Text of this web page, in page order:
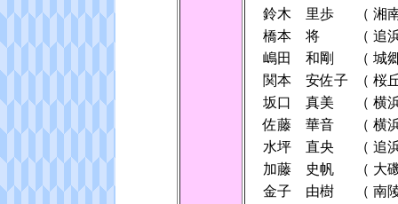
鈴木 里歩
（ 湘
橋本 将
（ 追
嶋田 和剛
（ 城
関本 安佐子
（ 桜
坂口 真美
（ 横
佐藤 華音
（ 横
水坪 直央
（ 追
加藤 史帆
（ 大
金子 由樹
（ 南